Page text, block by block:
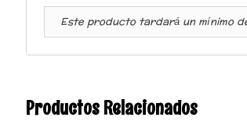
Este producto tardará un mínimo
Productos Relacionados